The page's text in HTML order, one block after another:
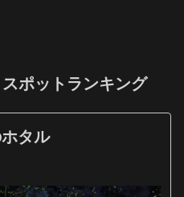
ポットランキング
ホタル